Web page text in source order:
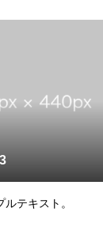
テキスト。